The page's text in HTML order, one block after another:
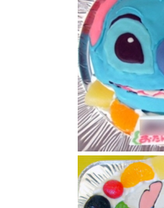
スティッチ顔ケーキ